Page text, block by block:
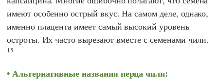
имеют особенно острый вкус. На самом деле, однако,
именно плацента имеет самый высокий уровень
остроты. Их часто вырезают вместе с семенами чили.
15
Альтернативные названия перца чили: